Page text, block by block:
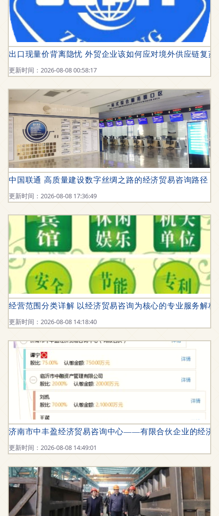
出口现量价背离隐忧 外贸企业该如何应对境外供应链复苏
更新时间：2026-08-08 00:58:17
中国联通 高质量建设数字丝绸之路的经济贸易咨询路径
更新时间：2026-08-08 17:36:49
经营范围分类详解 以经济贸易咨询为核心的专业服务解析
更新时间：2026-08-08 14:18:40
济南市中丰盈经济贸易咨询中心——有限合伙企业的经济
更新时间：2026-08-08 14:49:01